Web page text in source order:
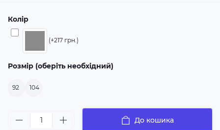
Колір
(+217 грн.)
Розмір (оберіть необхідний)
92 104
До кошика